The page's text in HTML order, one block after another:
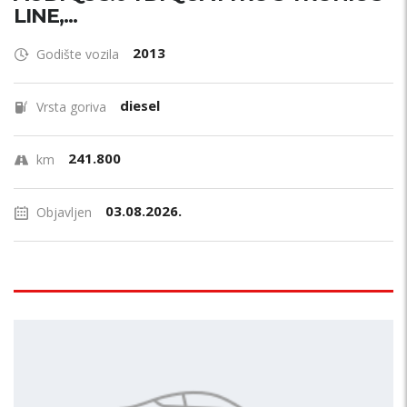
LINE,...
Godište vozila 2013
Vrsta goriva diesel
km 241.800
Objavljen 03.08.2026.